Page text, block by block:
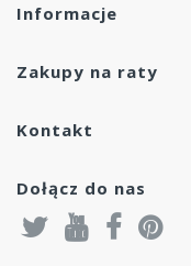
Informacje
Zakupy na raty
Kontakt
Dołącz do nas